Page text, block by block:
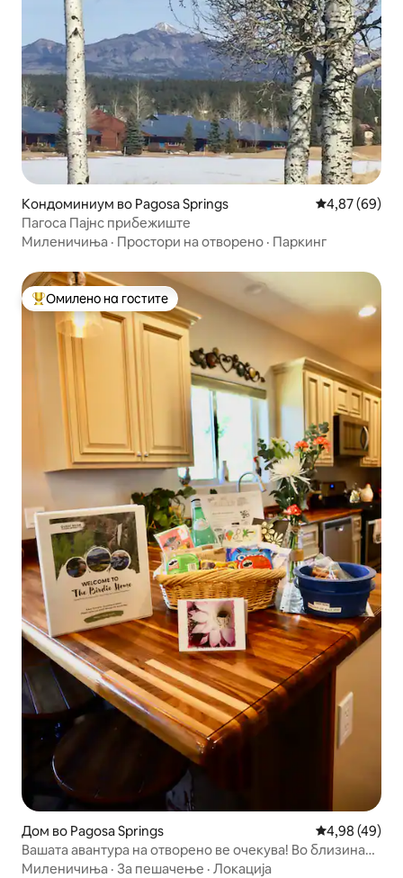
Кондоминиум во Pagosa Springs Просечна
4,87 (69)
Пагоса Пајнс прибежиште
Миленичиња · Простори на отворено · Паркинг
Меѓу најуспешните „Омилени на гостите“
Омилено на гостите
Дом во Pagosa Springs Просечна
4,98 (49)
Вашата авантура на отворено ве очекува! Во близина
на езерото Пагоса
Миленичиња · За пешачење · Локација